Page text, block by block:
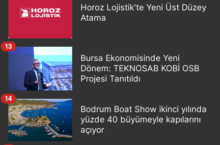
Horoz Lojistik'te Yeni Üst Düzey
Atama
Bursa Ekonomisinde Yeni
Dönem: TEKNOSAB KOBİ OSB
Projesi Tanıtıldı
13
Bodrum Boat Show ikinci yılında
yüzde 40 büyümeyle kapılarını
açıyor
14